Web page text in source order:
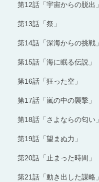
第12話「宇宙からの脱出」
第13話「祭」
第14話「深海からの挑戦」
第15話「海に眠る伝説」
第16話「狂った空」
第17話「嵐の中の襲撃」
第18話「さよならの匂い」
第19話「望まぬ力」
第20話「止まった時間」
第21話「動き出した謀略」